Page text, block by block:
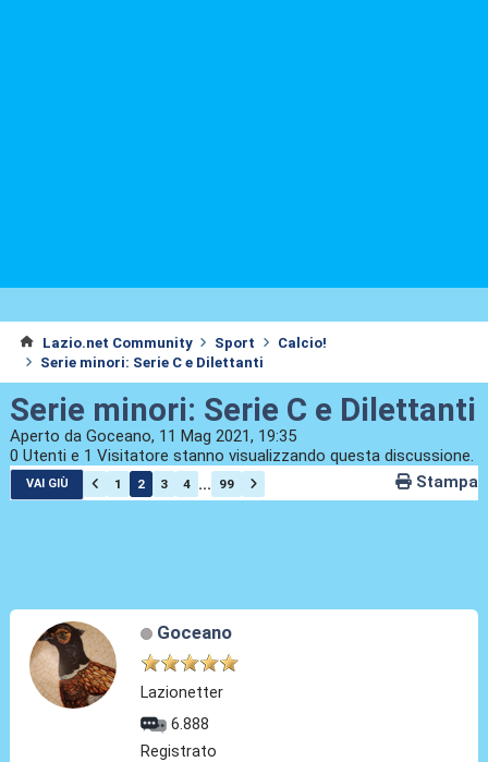
Lazio.net Community Sport
Calcio!
Serie minori: Serie C e Dilettanti
Serie minori: Serie C e Dilettanti
Aperto da Goceano, 11 Mag 2021, 19:35
0 Utenti e 1 Visitatore stanno visualizzando questa discussione.
VAI GIÙ 1 2 3 4 ... 99 Stampa
Goceano
Lazionetter
6.888
Registrato